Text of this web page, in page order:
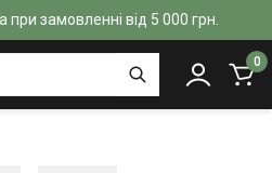
замовленні від 5 000 грн.
0